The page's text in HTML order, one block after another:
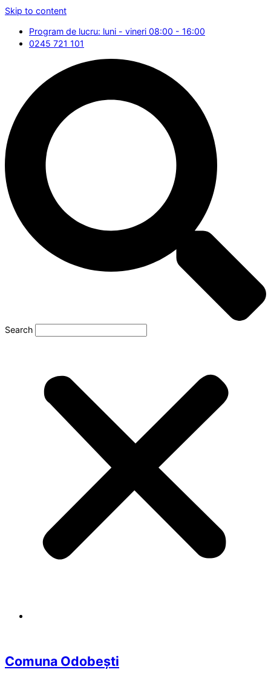
Skip to content
Program de lucru: luni - vineri 08:00 - 16:00
0245 721 101
Search
Comuna Odobești